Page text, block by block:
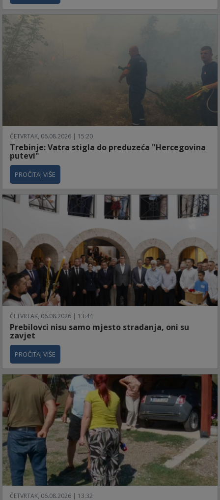
ČETVRTAK, 06.08.2026 | 15:20
Trebinje: Vatra stigla do preduzeća "Hercegovina
putevi"
PROČITAJ VIŠE
ČETVRTAK, 06.08.2026 | 13:44
Prebilovci nisu samo mjesto stradanja, oni su
zavjet
PROČITAJ VIŠE
ČETVRTAK, 06.08.2026 | 13:32